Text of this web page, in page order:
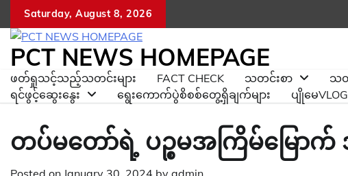
content
Saturday, August 8, 2026
PCT NEWS HOMEPAGE
ဖတ်ရှုသင့်သည့်သတင်းများ FACT CHECK သတင်းစာ သ
ရင်ဖွင့်ဆွေးနွေး
ရွေးကောက်ပွဲစိစစ်တွေ့ရှိချက်များ ပျိုမေVLOG
တပ်မတော်ရဲ့ ပဉ္စမအကြိမ်မြေ
Posted on January 30, 2024 by admin